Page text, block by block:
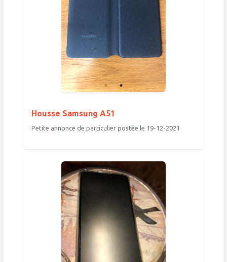
Housse Samsung A51
Petite annonce de particulier postée le 19-12-2021